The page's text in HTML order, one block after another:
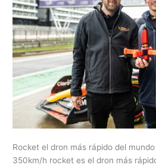
Rocket el dron más rápido del
350km/h rocket es el dron más
mundo